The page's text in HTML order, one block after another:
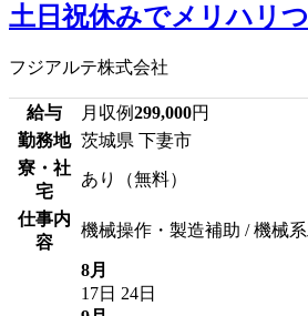
土日祝休みでメリハリ
フジアルテ株式会社
給与 月収例299,000円
勤務地 茨城県 下妻市
寮・社
宅
あり（無料）
仕事内
容
機械操作・製造補助 / 機械
8月
17日 24日